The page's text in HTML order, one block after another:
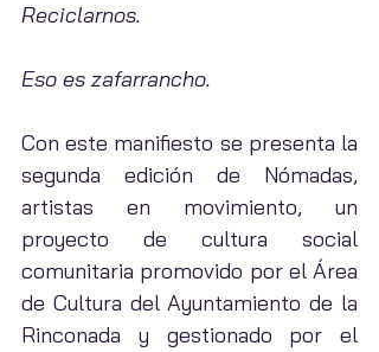
Reciclarnos.
Eso es zafarrancho.
Con este manifiesto se presenta la
segunda edición de Nómadas,
artistas en movimiento, un
proyecto de cultura social
comunitaria promovido por el Área
de Cultura del Ayuntamiento de la
Rinconada y gestionado por el